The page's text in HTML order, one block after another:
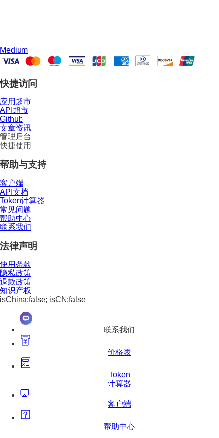
Medium
快捷访问
应用超市
API超市
Github
文章资讯
管理后台
快捷使用
帮助与支持
客户端
API文档
Token计算器
常见问题
帮助中心
联系我们
法律声明
使用条款
隐私政策
退款政策
知识产权
isChina:false; isCN:false
联系我们
价格表
Token
计算器
客户端
帮助中心